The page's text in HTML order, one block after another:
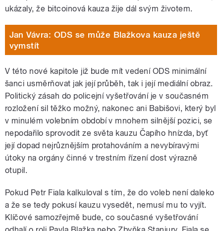
ukázaly, že bitcoinová kauza žije dál svým životem.
Jan Vávra: ODS se může Blažkova kauza ještě
vymstít
V této nové kapitole již bude mít vedení ODS minimální
šanci usměrňovat jak její průběh, tak i její mediální obraz.
Politický zásah do policejní vyšetřování je v současném
rozložení sil těžko možný, nakonec ani Babišovi, který byl
v minulém volebním období v mnohem silnější pozici, se
nepodařilo sprovodit ze světa kauzu Čapího hnízda, byť
její dopad nejrůznějším protahováním a nevybíravými
útoky na orgány činné v trestním řízení dost výrazně
otupil.
Pokud Petr Fiala kalkuloval s tím, že do voleb není daleko
a že se tedy pokusí kauzu vysedět, nemusí mu to vyjít.
Klíčové samozřejmě bude, co současné vyšetřování